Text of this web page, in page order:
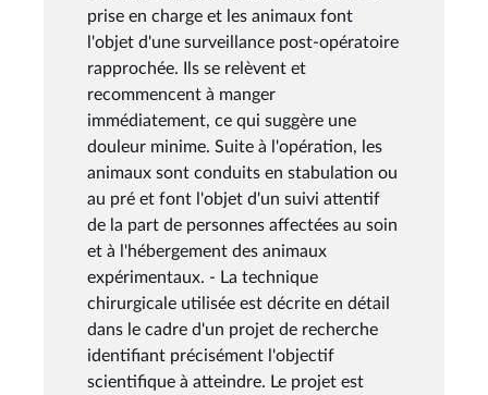
prise en charge et les animaux font
l'objet d'une surveillance post-opératoire
rapprochée. Ils se relèvent et
recommencent à manger
immédiatement, ce qui suggère une
douleur minime. Suite à l'opération, les
animaux sont conduits en stabulation ou
au pré et font l'objet d'un suivi attentif
de la part de personnes affectées au soin
et à l'hébergement des animaux
expérimentaux. - La technique
chirurgicale utilisée est décrite en détail
dans le cadre d'un projet de recherche
identifiant précisément l'objectif
scientifique à atteindre. Le projet est